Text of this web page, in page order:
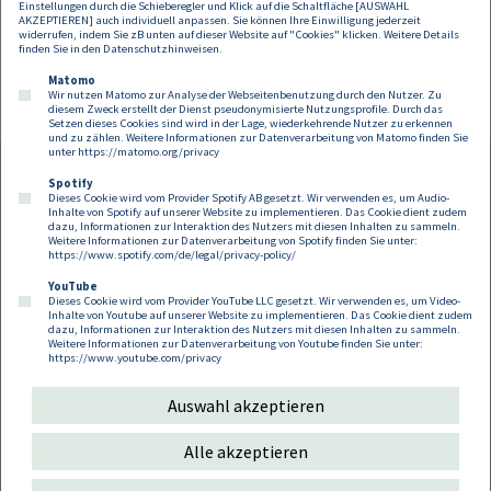
begründen. In der Praxis erfordert dies insbesondere eine sorgfältige
Aufbereitung des Beitrags für Österreich sowie eine transparente
Darstellung der zugrunde liegenden wirtschaftlichen Strukturen.
Footer
Kontakt Datenschutz
Impressum
Compliance
Cookies
Einstellungen durch die Schieberegler und Klick auf die Schaltfläche [AUSWAHL
AKZEPTIEREN] auch individuell anpassen. Sie können Ihre Einwilligung jederzeit
widerrufen, indem Sie zB unten auf dieser Website auf "Cookies" klicken. Weitere Details
finden Sie in den Datenschutzhinweisen.
Matomo
Wir nutzen Matomo zur Analyse der Webseitenbenutzung durch den Nutzer. Zu
diesem Zweck erstellt der Dienst pseudonymisierte Nutzungsprofile. Durch das
Setzen dieses Cookies sind wird in der Lage, wiederkehrende Nutzer zu erkennen
und zu zählen. Weitere Informationen zur Datenverarbeitung von Matomo finden Sie
unter https://matomo.org/privacy
Spotify
Dieses Cookie wird vom Provider Spotify AB gesetzt. Wir verwenden es, um Audio-
Inhalte von Spotify auf unserer Website zu implementieren. Das Cookie dient zudem
dazu, Informationen zur Interaktion des Nutzers mit diesen Inhalten zu sammeln.
Weitere Informationen zur Datenverarbeitung von Spotify finden Sie unter:
https://www.spotify.com/de/legal/privacy-policy/
YouTube
Dieses Cookie wird vom Provider YouTube LLC gesetzt. Wir verwenden es, um Video-
Inhalte von Youtube auf unserer Website zu implementieren. Das Cookie dient zudem
dazu, Informationen zur Interaktion des Nutzers mit diesen Inhalten zu sammeln.
Weitere Informationen zur Datenverarbeitung von Youtube finden Sie unter:
https://www.youtube.com/privacy
Auswahl akzeptieren
Alle akzeptieren
Follow us on:
Copyright 2026